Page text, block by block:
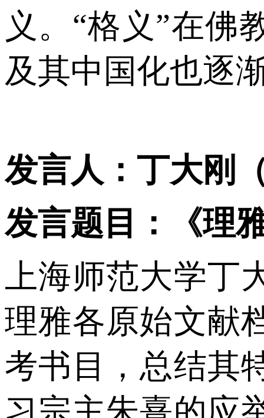
义。“格义”在佛
及其中国化也逐
发言人：丁大刚
发言题目：《理
上海师范大学
理雅各原始文献
考书目，总结其
习宗主朱熹的应